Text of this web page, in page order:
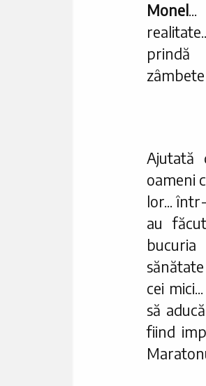
Monel
prindă
Ajutată
oameni
lor...
au
cei
să
fiind